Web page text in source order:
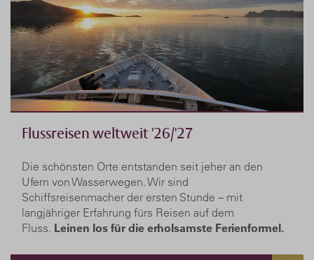
Flussreisen weltweit '26/'27
Die schönsten Orte entstanden seit jeher an den
Ufern von Wasserwegen. Wir sind
Schiffsreisenmacher der ersten Stunde – mit
langjähriger Erfahrung fürs Reisen auf dem
Fluss. Leinen los für die erholsamste Ferienformel.